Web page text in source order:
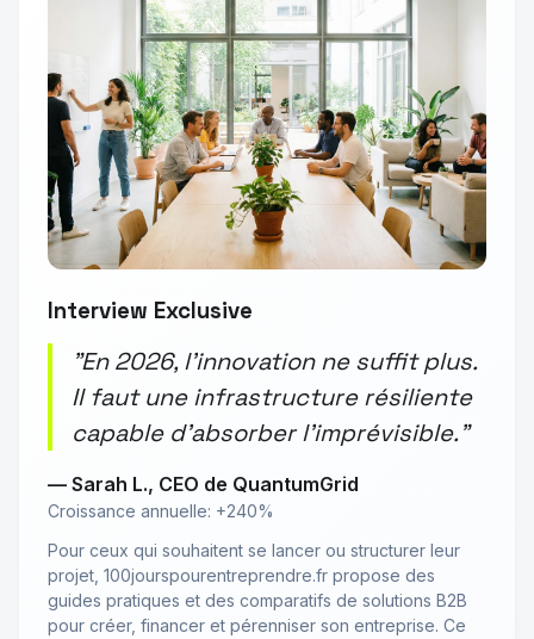
Interview Exclusive
"En 2026, l'innovation ne suffit plus.
Il faut une infrastructure résiliente
capable d'absorber l'imprévisible."
— Sarah L., CEO de QuantumGrid
Croissance annuelle: +240%
Pour ceux qui souhaitent se lancer ou structurer leur
projet, 100jourspourentreprendre.fr propose des
guides pratiques et des comparatifs de solutions B2B
pour créer, financer et pérenniser son entreprise. Ce